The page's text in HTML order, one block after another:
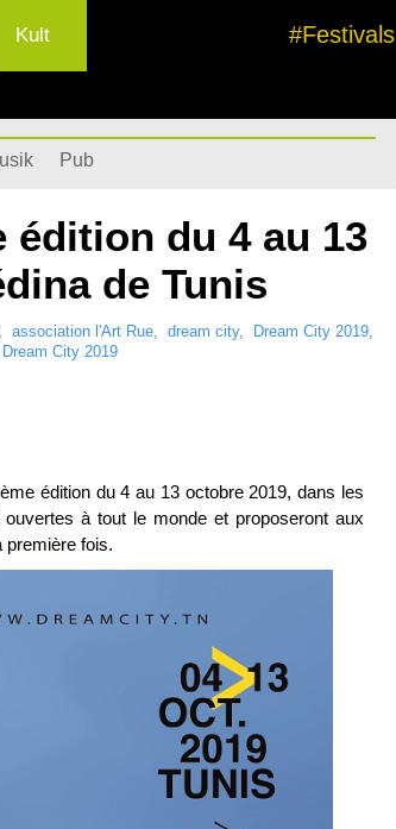
Kult #Festivals
Pub
édition du 4 au 13
de Tunis
association l'Art Rue, dream city, Dream City 2019,
City 2019
édition du 4 au 13 octobre 2019, dans les
à tout le monde et proposeront aux
première fois.